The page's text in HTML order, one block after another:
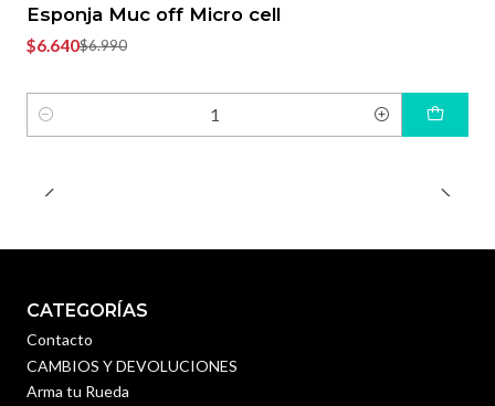
Esponja Muc off Micro cell
$6.640$6.990
Cantidad
CATEGORÍAS
Contacto
CAMBIOS Y DEVOLUCIONES
Arma tu Rueda